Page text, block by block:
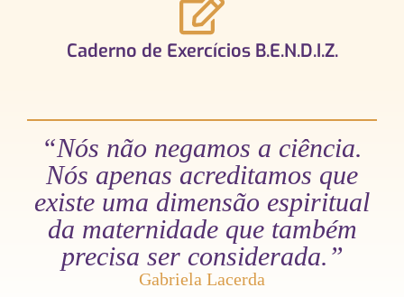
Caderno de Exercícios B.E.N.D.I.Z.
“Nós não negamos a ciência.
Nós apenas acreditamos que
existe uma dimensão espiritual
da maternidade que também
precisa ser considerada.”
Gabriela Lacerda